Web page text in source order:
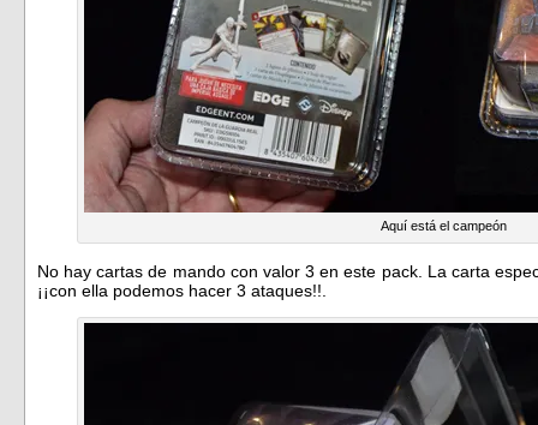
Aquí está el campeón
No hay cartas de mando con valor 3 en este pack. La carta
¡¡con ella podemos hacer 3 ataques!!.